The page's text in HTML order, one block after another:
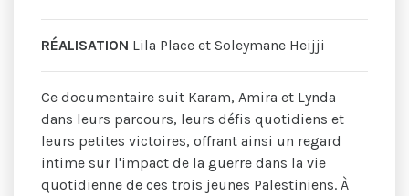
RÉALISATION Lila Place et Soleymane Heijji
Ce documentaire suit Karam, Amira et Lynda
dans leurs parcours, leurs défis quotidiens et
leurs petites victoires, offrant ainsi un regard
intime sur l'impact de la guerre dans la vie
quotidienne de ces trois jeunes Palestiniens. À